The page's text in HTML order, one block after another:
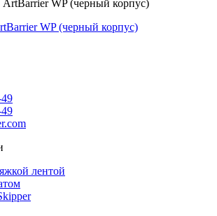
WP (черный корпус)
лентой